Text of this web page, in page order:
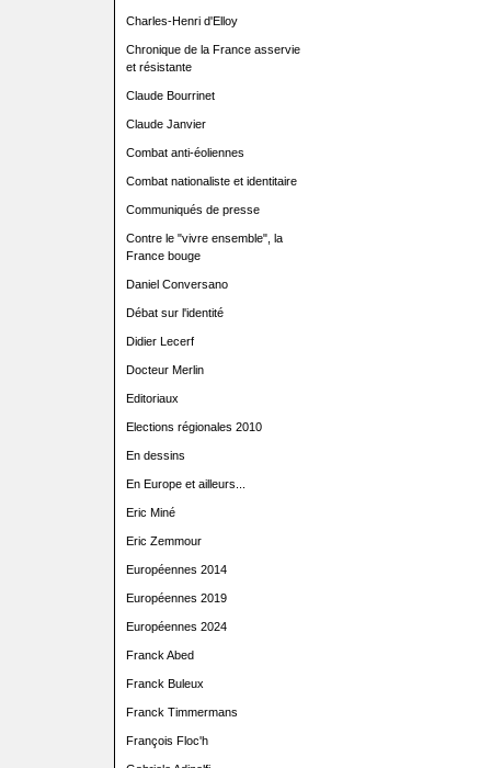
Charles-Henri d'Elloy
Chronique de la France asservie
et résistante
Claude Bourrinet
Claude Janvier
Combat anti-éoliennes
Combat nationaliste et identitaire
Communiqués de presse
Contre le "vivre ensemble", la
France bouge
Daniel Conversano
Débat sur l'identité
Didier Lecerf
Docteur Merlin
Editoriaux
Elections régionales 2010
En dessins
En Europe et ailleurs...
Eric Miné
Eric Zemmour
Européennes 2014
Européennes 2019
Européennes 2024
Franck Abed
Franck Buleux
Franck Timmermans
François Floc'h